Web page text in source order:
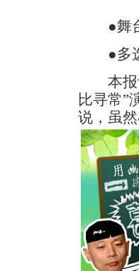
●舞台
●多选
本报讯
比寻常”
说，虽